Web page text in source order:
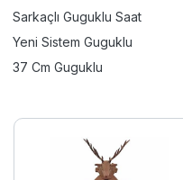
Sarkaçlı Guguklu Saat
Yeni Sistem Guguklu
37 Cm Guguklu